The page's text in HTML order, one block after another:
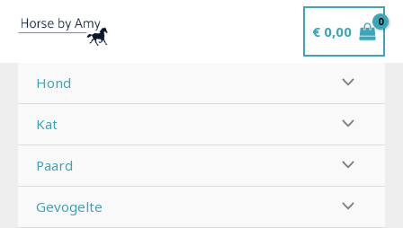
naar
inhoud
€0,00
Hond
Kat
Paard
Gevogelte